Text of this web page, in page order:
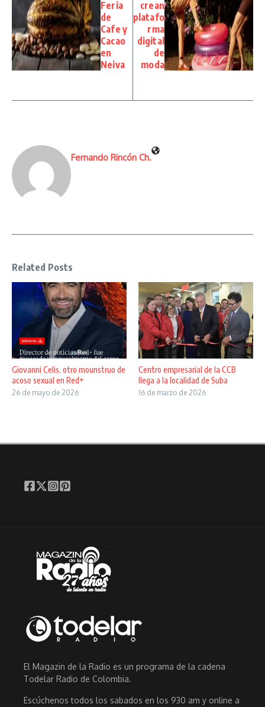
Feria
de
Cafe y
Cacao
en
Neiva
crean
platafo
rma
digital
de
moda
Fernando Rincón Ch.
Related Posts
Giovanni Celis, otro mounstruo de
acoso sexual en Red+
26 de mayo de 2026
Centro empresarial de la CCB
llega a la localidad de Suba
16 de marzo de 2026
El Magazin de la Radio es un programa de la cadena
Todelar Radio de Colombia.
Escúchenos todos los sabados en los 930 am y online a